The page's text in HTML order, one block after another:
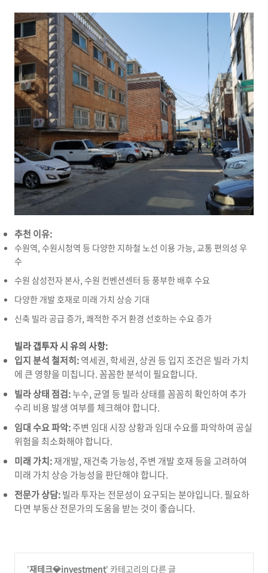
추천 이유:
수원역, 수원시청역 등 다양한 지하철 노선 이용 가능, 교통 편의성 우
수
수원 삼성전자 본사, 수원 컨벤션센터 등 풍부한 배후 수요
다양한 개발 호재로 미래 가치 상승 기대
신축 빌라 공급 증가, 쾌적한 주거 환경 선호하는 수요 증가
빌라 갭투자 시 유의 사항:
입지 분석 철저히:역세권,학세권, 상권 등 입지 조건은 빌라 가치
에 큰 영향을 미칩니다.꼼꼼한 분석이 필요합니다.
빌라 상태 점검:누수, 균열 등 빌라 상태를 꼼꼼히 확인하여 추가
수리 비용 발생 여부를 체크해야 합니다.
임대 수요 파악:주변 임대 시장 상황과 임대 수요를 파악하여 공실
위험을 최소화해야 합니다.
미래 가치:재개발, 재건축 가능성, 주변 개발 호재 등을 고려하여
미래 가치 상승 가능성을 판단해야 합니다.
전문가 상담:빌라 투자는 전문성이 요구되는 분야입니다. 필요하
다면 부동산 전문가의 도움을 받는 것이 좋습니다.
'재테크💎investment' 카테고리의 다른 글